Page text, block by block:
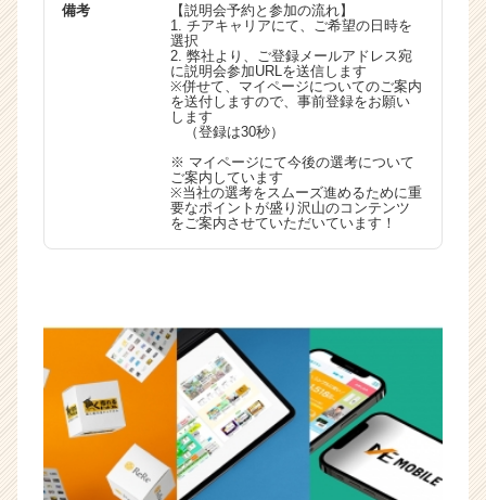
チ
ア
キ
ャ
リ
ア
h
e
e
e
e
r）
備考
【説明会予約と参加の流れ】
1. チアキャリアにて、ご希望の日時を
選択
2. 弊社より、ご登録メールアドレス宛
に説明会参加URLを送信します
※併せて、マイページについてのご案内
を送付しますので、事前登録をお願い
します
（登録は30秒）
※ マイページにて今後の選考について
ご案内しています
※当社の選考をスムーズ進めるために重
要なポイントが盛り沢山のコンテンツ
をご案内させていただいています！